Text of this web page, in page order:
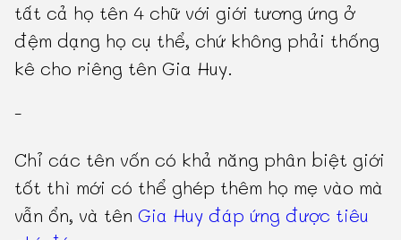
tất cả họ tên 4 chữ với giới tương ứng ở
đệm dạng họ cụ thể, chứ không phải thống
kê cho riêng tên Gia Huy.
-
Chỉ các tên vốn có khả năng phân biệt giới
tốt thì mới có thể ghép thêm họ mẹ vào mà
vẫn ổn, và tên Gia Huy đáp ứng được tiêu